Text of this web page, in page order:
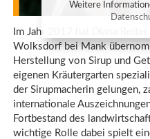
Weitere
Im Jahr 2017 hat Diana
Wolksdorf bei Mank
Herstellung von Sirup und
eigenen Kräutergarten
der Sirupmacherin gelungen,
internationale
Fortbestand des
wichtige Rolle dabei spielt